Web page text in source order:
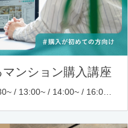
ンション購入講座
木・金・土・日・祝日開催 10:30~ / 13:00~ / 14:00~ / 16:00~ / 17:00~/ 18:30~/ 19:30~